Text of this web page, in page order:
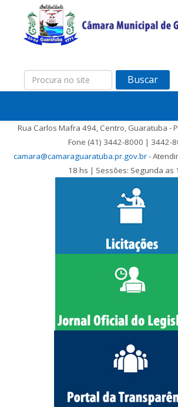
Buscar
Rua Carlos Mafra 494, Centro, Guaratuba -
Fone (41) 3442-8000 | 3442-
camara@camaraguaratuba.pr.gov.br-
18 hs | Sessões: Segunda as